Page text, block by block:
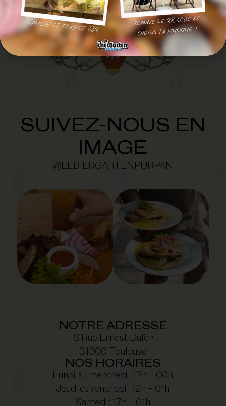
SUIVEZ-NOUS EN
IMAGE
@LEBIERGARTENPURPAN
NOTRE ADRESSE
8 Rue Ernest Dufer
31300 Toulouse
NOS HORAIRES
Lundi au mercredi : 12h – 00h
Jeudi et vendredi : 12h – 01h
Samedi : 17h – 01h